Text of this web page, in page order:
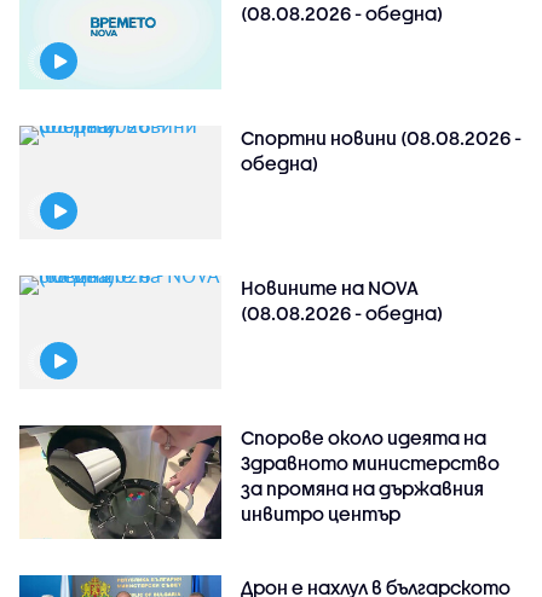
(08.08.2026 - обедна)
Спортни новини (08.08.2026 -
обедна)
Новините на NOVA
(08.08.2026 - обедна)
Спорове около идеята на
Здравното министерство
за промяна на държавния
инвитро център
Дрон е нахлул в българското